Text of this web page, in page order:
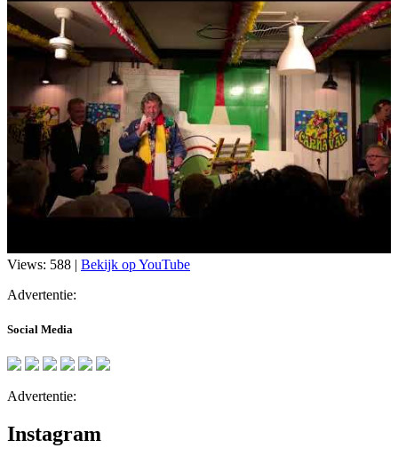
Views: 588 | Bekijk op YouTube
Advertentie:
Social Media
Advertentie:
Instagram